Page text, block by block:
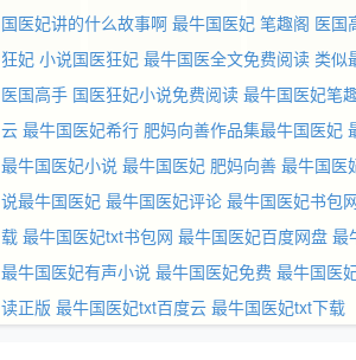
国医妃讲的什么故事啊 最牛国医妃 笔趣阁 医国
狂妃 小说国医狂妃 最牛国医全文免费阅读 类似
医国高手 国医狂妃小说免费阅读 最牛国医妃笔
云 最牛国医妃希行 肥妈向善作品集最牛国医妃
最牛国医妃小说 最牛国医妃 肥妈向善 最牛国医
说最牛国医妃 最牛国医妃评论 最牛国医妃书包
载 最牛国医妃txt书包网 最牛国医妃百度网盘 最
最牛国医妃有声小说 最牛国医妃免费 最牛国医
读正版 最牛国医妃txt百度云 最牛国医妃txt下载